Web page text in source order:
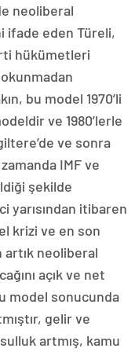
neoliberal
ifade eden Türeli,
hükümetleri
bu model 1970’li
ve 1980’lerle
ve sonra
IMF ve
şekilde
yarısından itibaren
krizi ve en son
artık neoliberal
açık ve net
model sonucunda
gelir ve
artmış, kamu